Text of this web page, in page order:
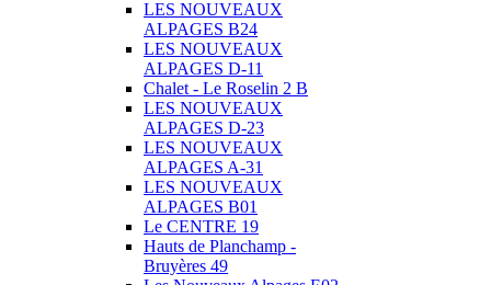
LES NOUVEAUX
ALPAGES B24
LES NOUVEAUX
ALPAGES D-11
Chalet - Le Roselin 2 B
LES NOUVEAUX
ALPAGES D-23
LES NOUVEAUX
ALPAGES A-31
LES NOUVEAUX
ALPAGES B01
Le CENTRE 19
Hauts de Planchamp -
Bruyères 49